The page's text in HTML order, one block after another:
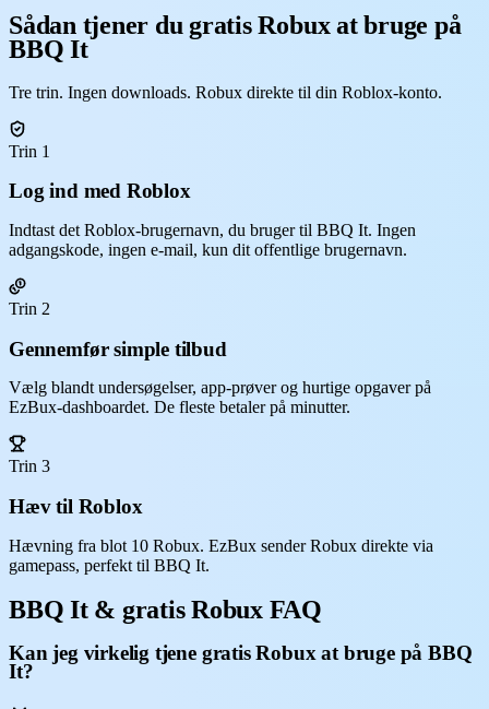
Sådan tjener du gratis Robux at bruge på
BBQ It
Tre trin. Ingen downloads. Robux direkte til din Roblox-konto.
Trin 1
Log ind med Roblox
Indtast det Roblox-brugernavn, du bruger til BBQ It. Ingen
adgangskode, ingen e-mail, kun dit offentlige brugernavn.
Trin 2
Gennemfør simple tilbud
Vælg blandt undersøgelser, app-prøver og hurtige opgaver på
EzBux-dashboardet. De fleste betaler på minutter.
Trin 3
Hæv til Roblox
Hævning fra blot 10 Robux. EzBux sender Robux direkte via
gamepass, perfekt til BBQ It.
BBQ It & gratis Robux FAQ
Kan jeg virkelig tjene gratis Robux at bruge på BBQ
It?